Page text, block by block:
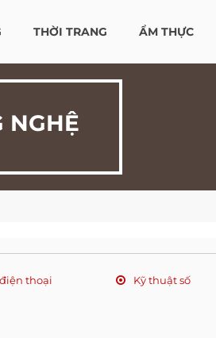
THỜI TRANG ẨM THỰC
NGHỆ
thoại Kỹ thuật số